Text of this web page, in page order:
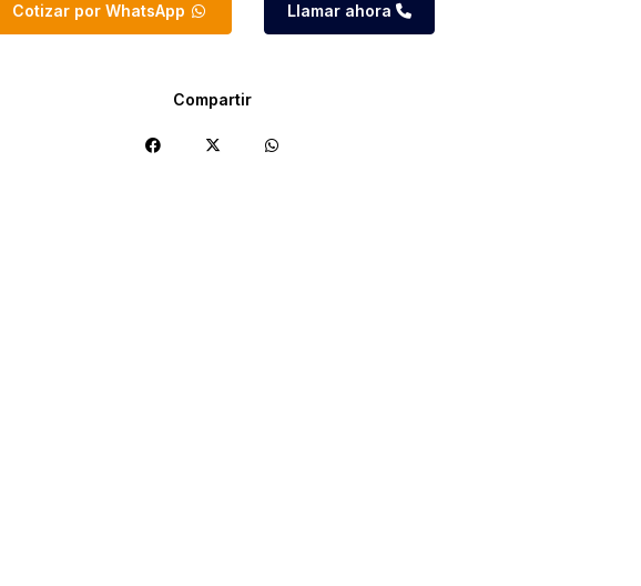
Cotizar por WhatsApp Llamar ahora
Compartir